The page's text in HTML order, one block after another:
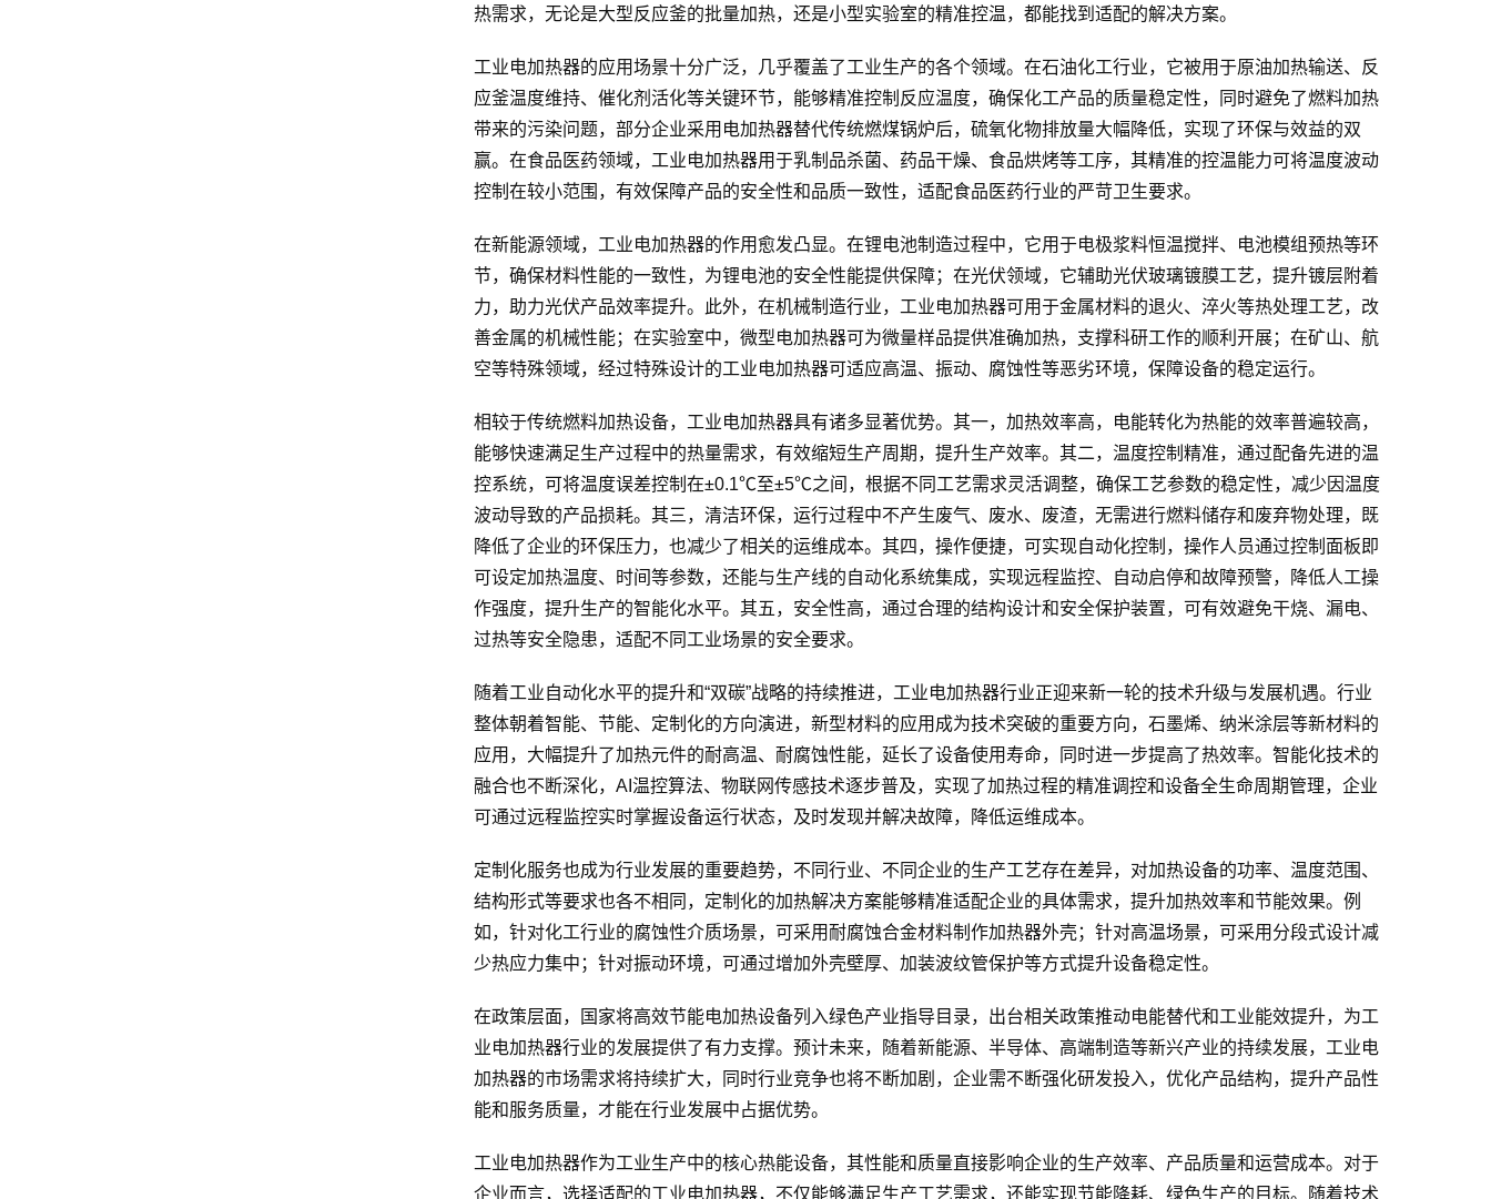
热需求，无论是大型反应釜的批量加热，还是小型实验室的精准控温，都能找到适配的解决方案。
工业电加热器的应用场景十分广泛，几乎覆盖了工业生产的各个领域。在石油化工行业，它被用于原油加热输送、反
应釜温度维持、催化剂活化等关键环节，能够精准控制反应温度，确保化工产品的质量稳定性，同时避免了燃料加热
带来的污染问题，部分企业采用电加热器替代传统燃煤锅炉后，硫氧化物排放量大幅降低，实现了环保与效益的双
赢。在食品医药领域，工业电加热器用于乳制品杀菌、药品干燥、食品烘烤等工序，其精准的控温能力可将温度波动
控制在较小范围，有效保障产品的安全性和品质一致性，适配食品医药行业的严苛卫生要求。
在新能源领域，工业电加热器的作用愈发凸显。在锂电池制造过程中，它用于电极浆料恒温搅拌、电池模组预热等环
节，确保材料性能的一致性，为锂电池的安全性能提供保障；在光伏领域，它辅助光伏玻璃镀膜工艺，提升镀层附着
力，助力光伏产品效率提升。此外，在机械制造行业，工业电加热器可用于金属材料的退火、淬火等热处理工艺，改
善金属的机械性能；在实验室中，微型电加热器可为微量样品提供准确加热，支撑科研工作的顺利开展；在矿山、航
空等特殊领域，经过特殊设计的工业电加热器可适应高温、振动、腐蚀性等恶劣环境，保障设备的稳定运行。
相较于传统燃料加热设备，工业电加热器具有诸多显著优势。其一，加热效率高，电能转化为热能的效率普遍较高，
能够快速满足生产过程中的热量需求，有效缩短生产周期，提升生产效率。其二，温度控制精准，通过配备先进的温
控系统，可将温度误差控制在±0.1℃至±5℃之间，根据不同工艺需求灵活调整，确保工艺参数的稳定性，减少因温度
波动导致的产品损耗。其三，清洁环保，运行过程中不产生废气、废水、废渣，无需进行燃料储存和废弃物处理，既
降低了企业的环保压力，也减少了相关的运维成本。其四，操作便捷，可实现自动化控制，操作人员通过控制面板即
可设定加热温度、时间等参数，还能与生产线的自动化系统集成，实现远程监控、自动启停和故障预警，降低人工操
作强度，提升生产的智能化水平。其五，安全性高，通过合理的结构设计和安全保护装置，可有效避免干烧、漏电、
过热等安全隐患，适配不同工业场景的安全要求。
随着工业自动化水平的提升和“双碳”战略的持续推进，工业电加热器行业正迎来新一轮的技术升级与发展机遇。行业
整体朝着智能、节能、定制化的方向演进，新型材料的应用成为技术突破的重要方向，石墨烯、纳米涂层等新材料的
应用，大幅提升了加热元件的耐高温、耐腐蚀性能，延长了设备使用寿命，同时进一步提高了热效率。智能化技术的
融合也不断深化，AI温控算法、物联网传感技术逐步普及，实现了加热过程的精准调控和设备全生命周期管理，企业
可通过远程监控实时掌握设备运行状态，及时发现并解决故障，降低运维成本。
定制化服务也成为行业发展的重要趋势，不同行业、不同企业的生产工艺存在差异，对加热设备的功率、温度范围、
结构形式等要求也各不相同，定制化的加热解决方案能够精准适配企业的具体需求，提升加热效率和节能效果。例
如，针对化工行业的腐蚀性介质场景，可采用耐腐蚀合金材料制作加热器外壳；针对高温场景，可采用分段式设计减
少热应力集中；针对振动环境，可通过增加外壳壁厚、加装波纹管保护等方式提升设备稳定性。
在政策层面，国家将高效节能电加热设备列入绿色产业指导目录，出台相关政策推动电能替代和工业能效提升，为工
业电加热器行业的发展提供了有力支撑。预计未来，随着新能源、半导体、高端制造等新兴产业的持续发展，工业电
加热器的市场需求将持续扩大，同时行业竞争也将不断加剧，企业需不断强化研发投入，优化产品结构，提升产品性
能和服务质量，才能在行业发展中占据优势。
工业电加热器作为工业生产中的核心热能设备，其性能和质量直接影响企业的生产效率、产品质量和运营成本。对于
企业而言，选择适配的工业电加热器，不仅能够满足生产工艺需求，还能实现节能降耗、绿色生产的目标。随着技术